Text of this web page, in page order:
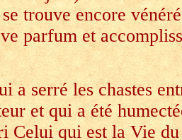
trouve encore
parfum et
a serré les chastes
et qui a été
Celui qui est la Vie du